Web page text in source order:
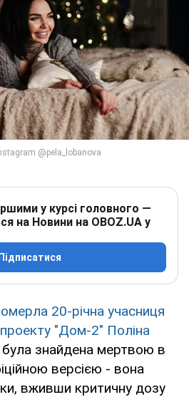
у курсі головного —
на Новини на OBOZ.UA у
Підписатися
20-річна учасниця
"Дом-2" Поліна
була знайдена мертвою в
версією - вона
вживши критичну дозу